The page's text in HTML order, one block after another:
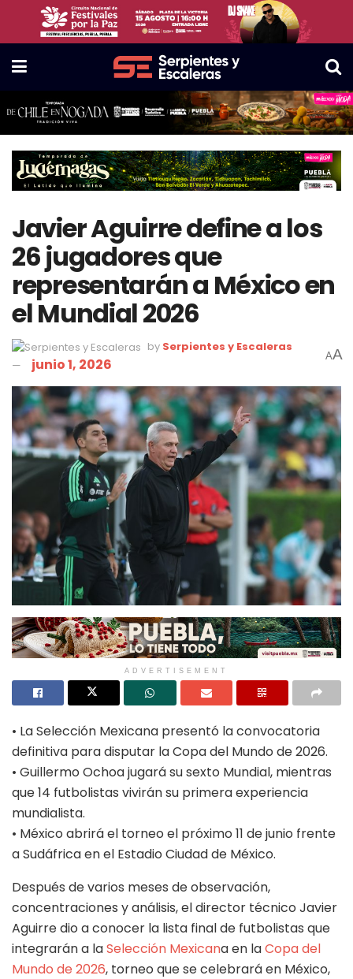
Javier Aguirre define a los
26 jugadores que
representarán a México en
el Mundial 2026
by Serpientes y Escaleras
junio 1, 2026 AA
ADVERTISEMENT
• La Selección Mexicana presentó la convocatoria
definitiva para disputar la Copa del Mundo de 2026.
• Guillermo Ochoa jugará su sexto Mundial, mientras
que 14 futbolistas vivirán su primera experiencia
mundialista.
• México abrirá el torneo el próximo 11 de junio frente
a Sudáfrica en el Estadio Ciudad de México.
Después de varios meses de observación,
concentraciones y análisis, el director técnico Javier
Aguirre dio a conocer la lista final de futbolistas que
integrarán a laSelección Mexicana en laCopa del
Mundo de 2026, torneo que se celebrará en México,